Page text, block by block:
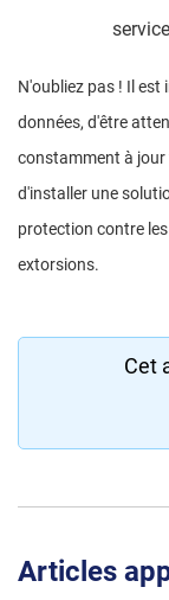
N'oubliez pas ! Il
données, d'être
constamment à jour
d'installer une
protection contre
extorsions.
Cet
Articles